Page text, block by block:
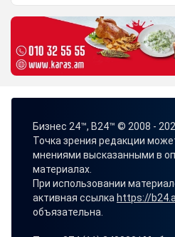
Бизнес 24™, B24™ © 2008 -
Точка зрения редакции
мнениями высказанными в
материалах.
При использовании
активная ссылка https://
объязательна.